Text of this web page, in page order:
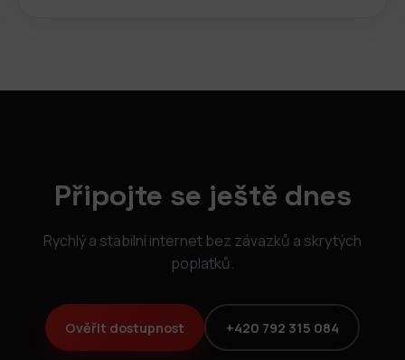
Připojte se ještě dnes
Rychlý a stabilní internet bez závazků a skrytých
poplatků.
Ověřit dostupnost +420 792 315 084